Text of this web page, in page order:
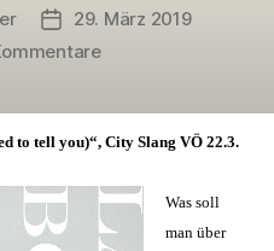
Veröffentlichungsdatum
29. März 2019
zu
April
/
INT
to tell you)“, City Slang VÖ 22.3.
Was soll
man über